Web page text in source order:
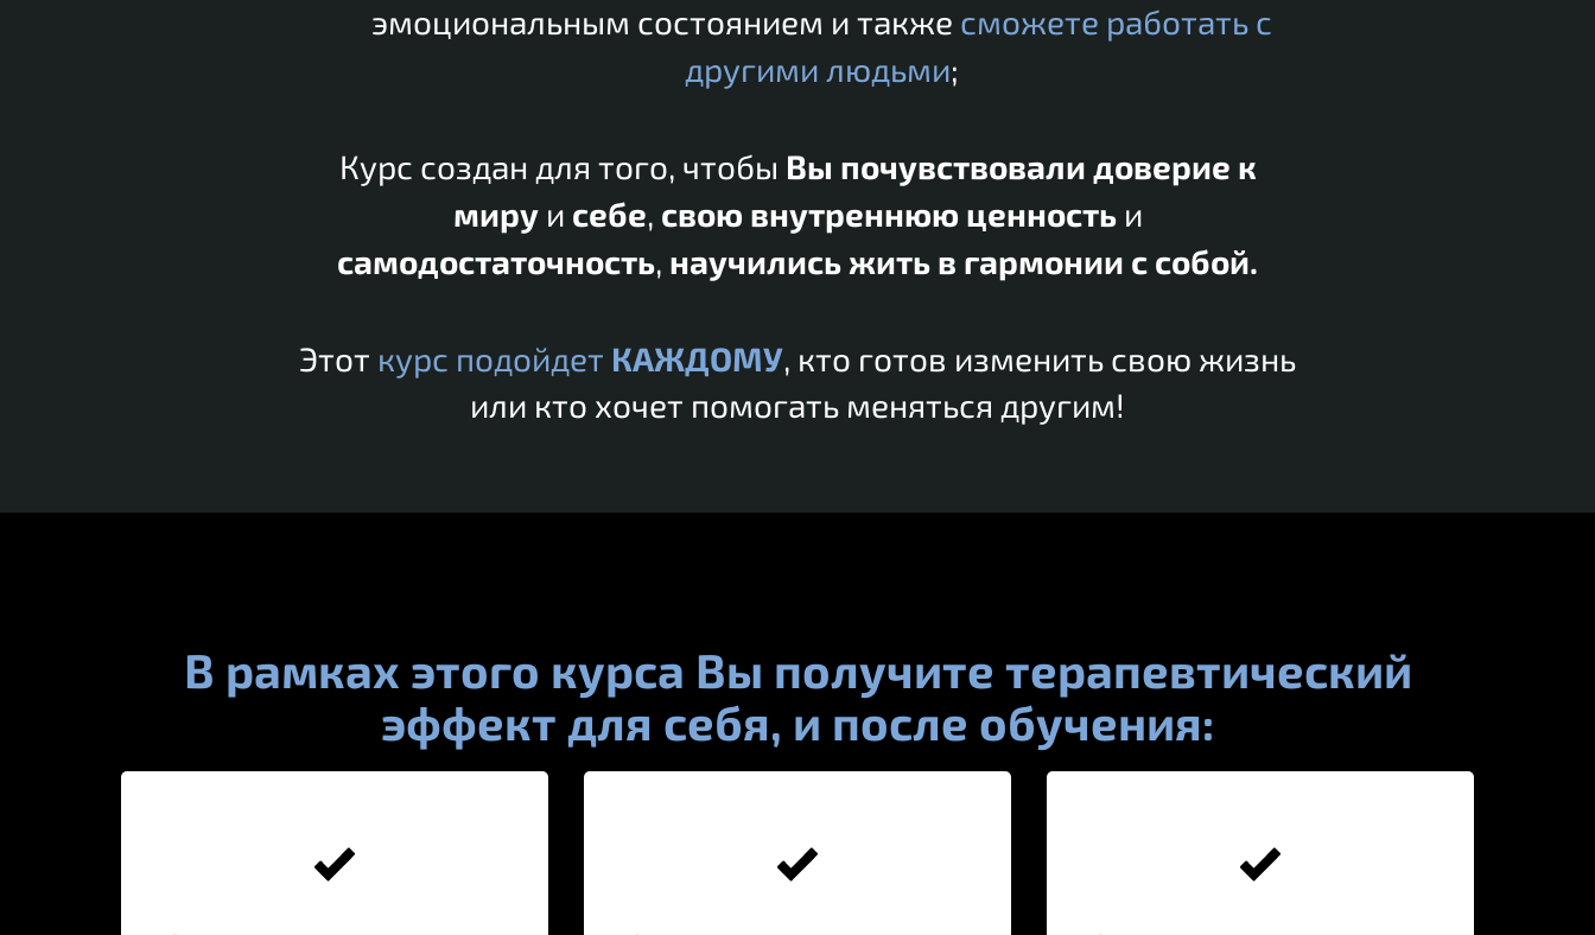
эмоциональным состоянием и также сможете работать с
другими людьми;
Курс создан для того, чтобы Вы почувствовали доверие к
мируи себе, свою внутреннюю ценностьи
самодостаточность, научились жить в гармонии с собой.
Этот курс подойдет КАЖДОМУ, кто готов изменить свою жизнь
или кто хочет помогать меняться другим!
В рамках этого курса Вы получите терапевтический
эффект для себя, и после обучения: